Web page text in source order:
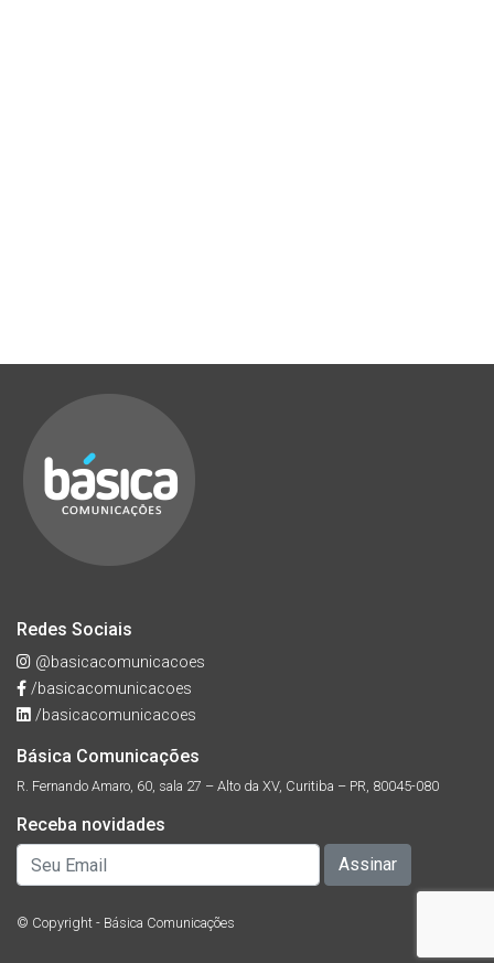
Redes Sociais
@basicacomunicacoes
/basicacomunicacoes
/basicacomunicacoes
Básica Comunicações
R. Fernando Amaro, 60, sala 27 – Alto da XV, Curitiba – PR, 80045-080
Receba novidades
© Copyright - Básica Comunicações